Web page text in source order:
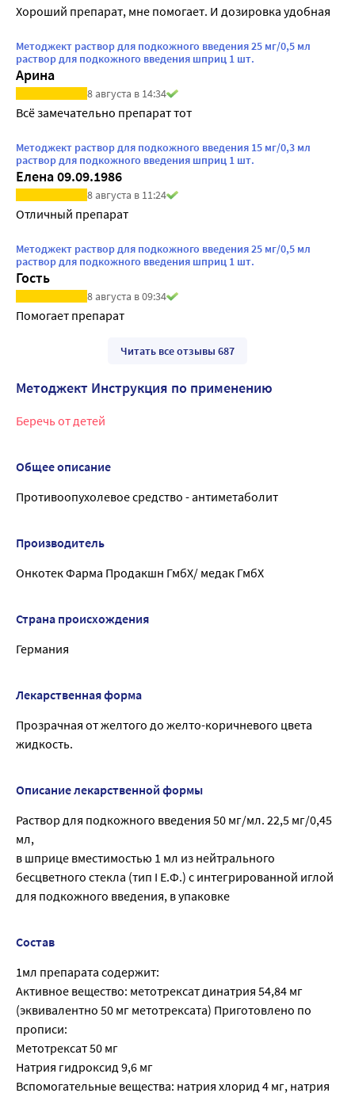
Хороший препарат, мне помогает. И дозировка удобная
Методжект раствор для подкожного введения 25 мг/0,5 мл
раствор для подкожного введения шприц 1 шт.
Арина
8 августа в 14:34
Всё замечательно препарат тот
Методжект раствор для подкожного введения 15 мг/0,3 мл
раствор для подкожного введения шприц 1 шт.
Елена 09.09.1986
8 августа в 11:24
Отличный препарат
Методжект раствор для подкожного введения 25 мг/0,5 мл
раствор для подкожного введения шприц 1 шт.
Гость
8 августа в 09:34
Помогает препарат
Читать все отзывы 687
Методжект Инструкция по применению
Беречь от детей
Общее описание
Противоопухолевое средство - антиметаболит
Производитель
Онкотек Фарма Продакшн ГмбХ/ медак ГмбХ
Страна происхождения
Германия
Лекарственная форма
Прозрачная от желтого до желто-коричневого цвета
жидкость.
Описание лекарственной формы
Раствор для подкожного введения 50 мг/мл. 22,5 мг/0,45
мл,
в шприце вместимостью 1 мл из нейтрального
бесцветного стекла (тип I Е.Ф.) с интегрированной иглой
для подкожного введения, в упаковке
Состав
1мл препарата содержит:
Активное вещество: метотрексат динатрия 54,84 мг
(эквивалентно 50 мг метотрексата) Приготовлено по
прописи:
Метотрексат 50 мг
Натрия гидроксид 9,6 мг
Вспомогательные вещества: натрия хлорид 4 мг, натрия